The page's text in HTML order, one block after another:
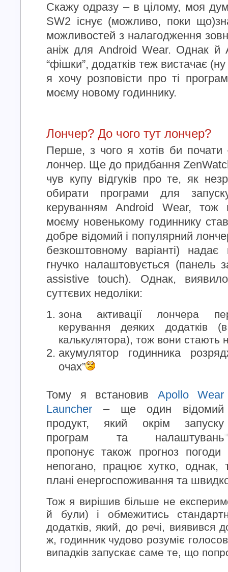
Скажу одразу – в цілому, моя
SW2 існує (можливо, поки
можливостей з налагодження
аніж для Android Wear. Однак й
“фішки”, додатків теж вистачає
я хочу розповісти про ті
моєму новому годиннику.
Лончер? До чого тут лончер?
Перше, з чого я хотів би
лончер. Ще до придбання
чув купу відгуків про те, як
обирати програми для
керуванням Android Wear,
моєму новенькому годиннику
добре відомий і популярний
безкоштовному варіанті)
гнучко налаштовується (панель
assistive touch). Однак,
суттєвих недоліки:
зона активації лончера
керування деяких додатків
калькулятора), тож вони стають
акумулятор годинника
очах”
Тому я встановив Apollo Wear
Launcher – ще один відомий
продукт, який окрім запуску
програм та налаштувань
пропонує також прогноз
непогано, працює хутко,
плані енергоспоживання та
Тож я вирішив більше не
й були) і обмежитись
додатків, який, до речі, виявився
ж, годинник чудово розуміє
випадків запускає саме те, що